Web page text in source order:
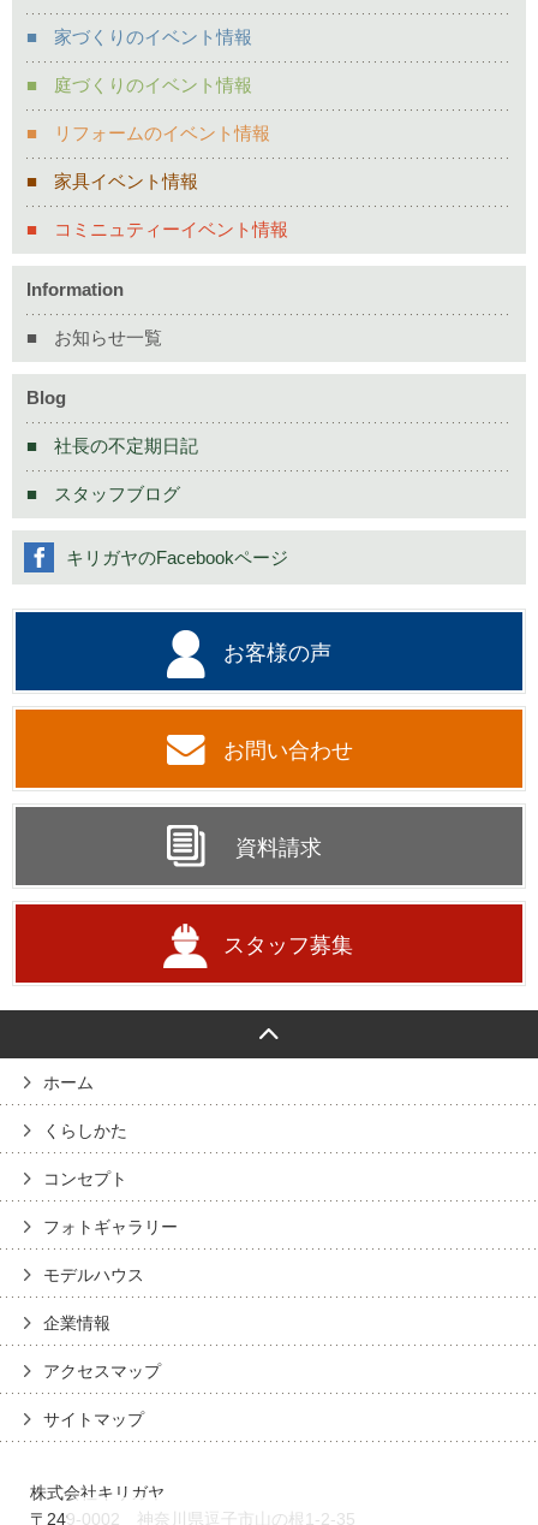
家づくりのイベント情報
庭づくりのイベント情報
リフォームのイベント情報
家具イベント情報
コミニュティーイベント情報
Information
お知らせ一覧
Blog
社長の不定期日記
スタッフブログ
お客様の声
お問い合わせ
資料請求
スタッフ募集
キリガヤのFacebookページ
ホーム
くらしかた
コンセプト
フォトギャラリー
モデルハウス
企業情報
アクセスマップ
サイトマップ
株式会社キリガヤ
〒249-0002 神奈川県逗子市山の根1-2-35